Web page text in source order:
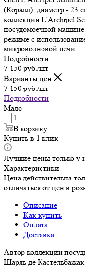
(Коралл), диаметр - 23
коллекции L'Archipel
посудомоечной
режиме с
микроволновой печи.
Подробности
7 150 руб. /шт
Варианты цен
7 150 руб. /шт
Подробности
Мало
В корзину
Купить в 1 клик
Лучшие цены только у
Характеристики
Цена действительна
отличаться от цен в
Описание
Как купить
Оплата
Доставка
Автор коллекции
Шарль де